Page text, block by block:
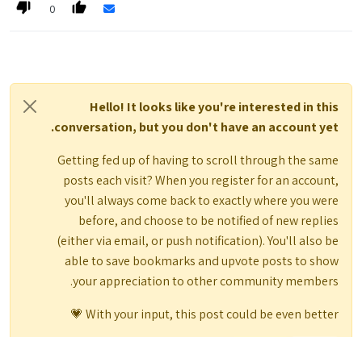
0
Hello! It looks like you're interested in this
conversation, but you don't have an account yet.
Getting fed up of having to scroll through the same
posts each visit? When you register for an account,
you'll always come back to exactly where you were
before, and choose to be notified of new replies
(either via email, or push notification). You'll also be
able to save bookmarks and upvote posts to show
your appreciation to other community members.
With your input, this post could be even better 💗